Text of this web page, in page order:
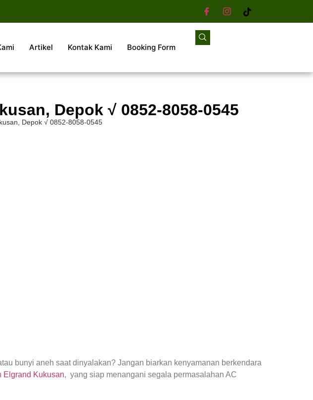
Artikel Kontak Kami Booking Form
Depok √ 0852-8058-0545
Depok √ 0852-8058-0545
bunyi aneh saat dinyalakan? Jangan biarkan kenyamanan berkendara
Elgrand Kukusan, yang siap menangani segala permasalahan AC